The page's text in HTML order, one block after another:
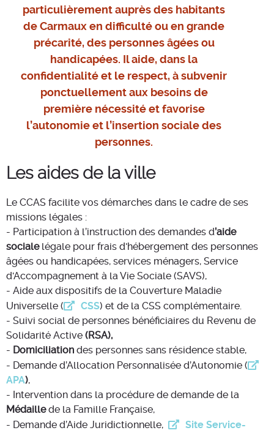
particulièrement auprès des habitants
de Carmaux en difficulté ou en grande
précarité, des personnes âgées ou
handicapées. Il aide, dans la
confidentialité et le respect, à subvenir
ponctuellement aux besoins de
première nécessité et favorise
l’autonomie et l’insertion sociale des
personnes.
Les aides de la ville
Le CCAS facilite vos démarches dans le cadre de ses
missions légales :
- Participation à l’instruction des demandes d’aide
sociale légale pour frais d'hébergement des personnes
âgées ou handicapées, services ménagers, Service
d'Accompagnement à la Vie Sociale (SAVS),
- Aide aux dispositifs de la Couverture Maladie
Universelle (
CSS) et de la CSS complémentaire.
- Suivi social de personnes bénéficiaires du Revenu de
Solidarité Active (RSA),
- Domiciliation des personnes sans résidence stable,
- Demande d’Allocation Personnalisée d’Autonomie (
APA),
- Intervention dans la procédure de demande de la
Médaillede la Famille Française,
- Demande d’Aide Juridictionnelle,
Site Service-